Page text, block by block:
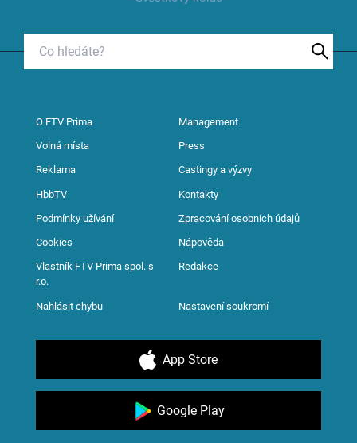
O FTV Prima Management
Volná místa Press
Reklama Castingy a výzvy
HbbTV Kontakty
Podmínky užívání Zpracování osobních údajů
Cookies Nápověda
Vlastník FTV Prima spol. s
r.o.
Redakce
Nahlásit chybu Nastavení soukromí
App Store
Google Play